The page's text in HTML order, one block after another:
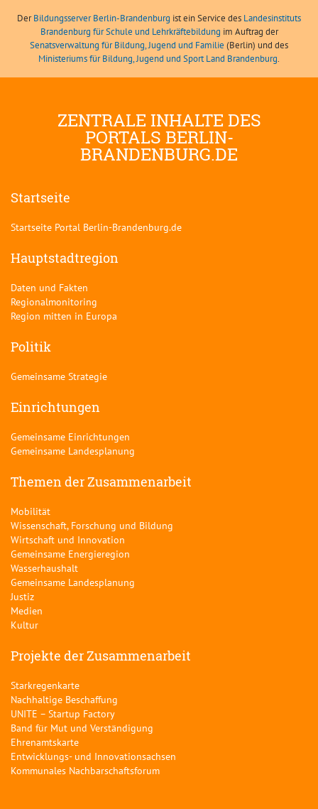
DerBildungsserver Berlin-Brandenburg ist ein Service des Landesinstituts
Brandenburg für Schule und Lehrkräftebildung im Auftrag der
Senatsverwaltung für Bildung, Jugend und Familie (Berlin) und des
Ministeriums für Bildung, Jugend und Sport Land Brandenburg.
ZENTRALE INHALTE DES
PORTALS BERLIN-
BRANDENBURG.DE
Startseite
Startseite Portal Berlin-Brandenburg.de
Hauptstadtregion
Daten und Fakten
Regionalmonitoring
Region mitten in Europa
Politik
Gemeinsame Strategie
Einrichtungen
Gemeinsame Einrichtungen
Gemeinsame Landesplanung
Themen der Zusammenarbeit
Mobilität
Wissenschaft, Forschung und Bildung
Wirtschaft und Innovation
Gemeinsame Energieregion
Wasserhaushalt
Gemeinsame Landesplanung
Justiz
Medien
Kultur
Projekte der Zusammenarbeit
Starkregenkarte
Nachhaltige Beschaffung
UNITE – Startup Factory
Band für Mut und Verständigung
Ehrenamtskarte
Entwicklungs- und Innovationsachsen
Kommunales Nachbarschaftsforum